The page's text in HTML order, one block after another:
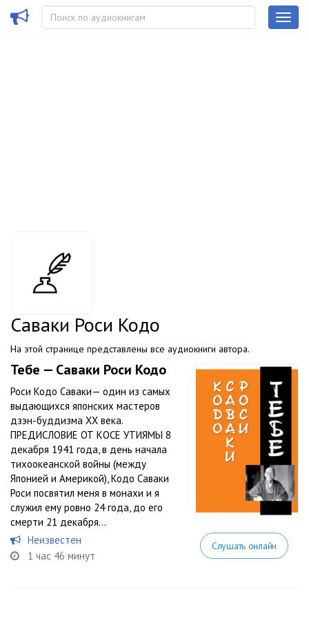
Саваки Роси Кодо
На этой странице представлены все аудиокниги автора.
Тебе — Саваки Роси Кодо
Роси Кодо Саваки— один из самых
выдающихся японских мастеров
дзэн-буддизма XX века.
ПРЕДИСЛОВИЕ ОТ КОСЕ УТИЯМЫ 8
декабря 1941 года, в день начала
тихоокеанской войны (между
Японией и Америкой), Кодо Саваки
Роси посвятил меня в монахи и я
служил ему ровно 24 года, до его
смерти 21 декабря...
Неизвестен
1 час 46 минут
Слушать онлайн